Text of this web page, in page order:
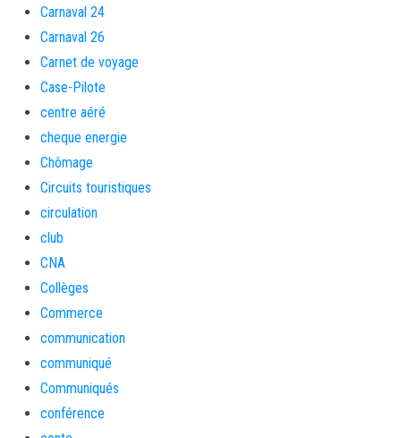
Carnaval 24
Carnaval 26
Carnet de voyage
Case-Pilote
centre aéré
cheque energie
Chômage
Circuits touristiques
circulation
club
CNA
Collèges
Commerce
communication
communiqué
Communiqués
conférence